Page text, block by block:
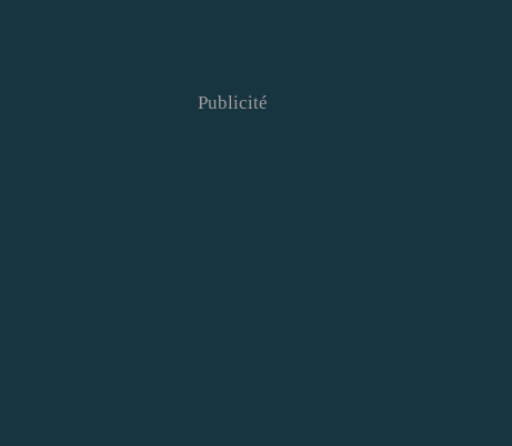
Publicité